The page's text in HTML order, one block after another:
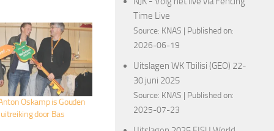
Oskamp is Gouden
door Bas
Time Live
Source: KNAS
Published on:
2026-06-19
Uitslagen WK Tbilisi (GEO) 22-
30 juni 2025
Source: KNAS
Published on:
2025-07-23